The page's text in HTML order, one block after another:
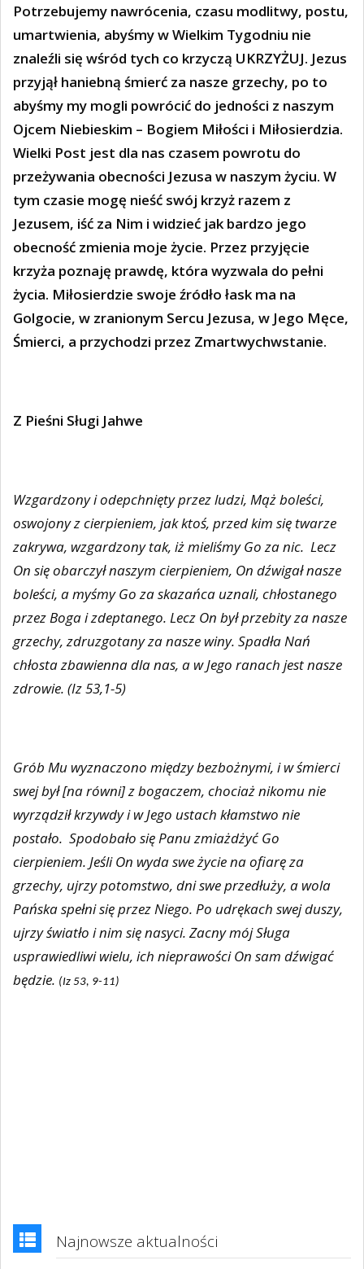
Potrzebujemy nawrócenia, czasu modlitwy, postu,
umartwienia, abyśmy w Wielkim Tygodniu nie
znaleźli się wśród tych co krzyczą UKRZYŻUJ. Jezus
przyjął haniebną śmierć za nasze grzechy, po to
abyśmy my mogli powrócić do jedności z naszym
Ojcem Niebieskim – Bogiem Miłości i Miłosierdzia.
Wielki Post jest dla nas czasem powrotu do
przeżywania obecności Jezusa w naszym życiu. W
tym czasie mogę nieść swój krzyż razem z
Jezusem, iść za Nim i widzieć jak bardzo jego
obecność zmienia moje życie. Przez przyjęcie
krzyża poznaję prawdę, która wyzwala do pełni
życia. Miłosierdzie swoje źródło łask ma na
Golgocie, w zranionym Sercu Jezusa, w Jego Męce,
Śmierci, a przychodzi przez Zmartwychwstanie.
Z Pieśni Sługi Jahwe
Wzgardzony i odepchnięty przez ludzi, Mąż boleści,
oswojony z cierpieniem, jak ktoś, przed kim się twarze
zakrywa, wzgardzony tak, iż mieliśmy Go za nic. Lecz
On się obarczył naszym cierpieniem, On dźwigał nasze
boleści, a myśmy Go za skazańca uznali, chłostanego
przez Boga i zdeptanego. Lecz On był przebity za nasze
grzechy, zdruzgotany za nasze winy. Spadła Nań
chłosta zbawienna dla nas, a w Jego ranach jest nasze
zdrowie. (Iz 53,1-5)
Grób Mu wyznaczono między bezbożnymi, i w śmierci
swej był [na równi] z bogaczem, chociaż nikomu nie
wyrządził krzywdy i w Jego ustach kłamstwo nie
postało. Spodobało się Panu zmiażdżyć Go
cierpieniem. Jeśli On wyda swe życie na ofiarę za
grzechy, ujrzy potomstwo, dni swe przedłuży, a wola
Pańska spełni się przez Niego. Po udrękach swej duszy,
ujrzy światło i nim się nasyci. Zacny mój Sługa
usprawiedliwi wielu, ich nieprawości On sam dźwigać
będzie. (Iz 53, 9-11)
Najnowsze aktualności